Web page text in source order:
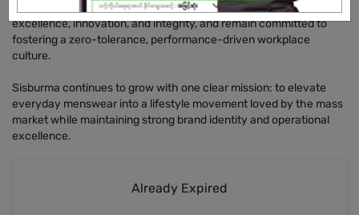
adapting to the evolving needs of our customers. We value
excellence, innovation, and integrity, and remain committed to
fostering a zero-tolerance, performance-driven workplace
culture.
Sisburma continues to grow with one clear mission: to elevate
everyday menswear into a lifestyle movement loved by the mass
market while maintaining strong brand identity and operational
excellence.
Already Expired